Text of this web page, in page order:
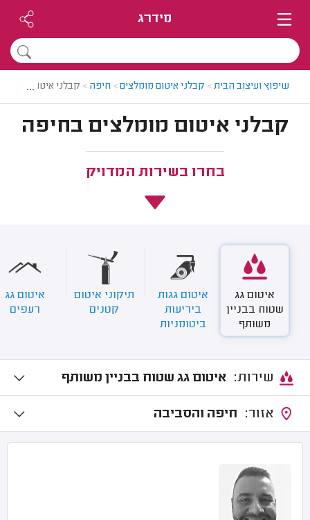
מידרג
שיפוץ ועיצוב הבית> קבלני איטום מומלצים> חיפה > קבלני איטום בחיפה
...
קבלני איטום מומלצים בחיפה
בחרו בשירות המדויק
איטום גג
שטוח בבניין
משותף
איטום גגות
ביריעות
ביטומניות
תיקוני איטום
קטנים
איטום גג
רעפים
איטום גג שטוח בבניין משותף
חיפה והסביבה